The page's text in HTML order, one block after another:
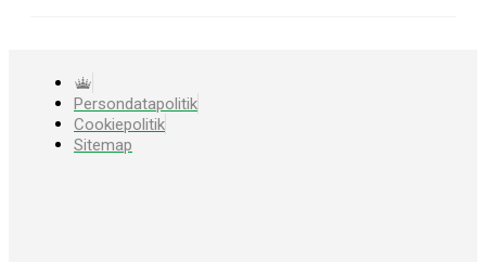
Persondatapolitik
Cookiepolitik
Sitemap